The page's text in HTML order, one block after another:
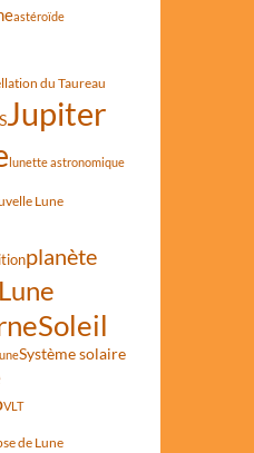
astéroïde
du Taureau
Jupiter
lunette astronomique
Lune
planète
Soleil
Système solaire
VLT
de Lune